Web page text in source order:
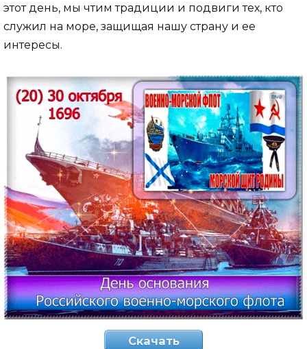
этот день, мы чтим традиции и подвиги тех, кто
служил на море, защищая нашу страну и ее
интересы.
Скачать